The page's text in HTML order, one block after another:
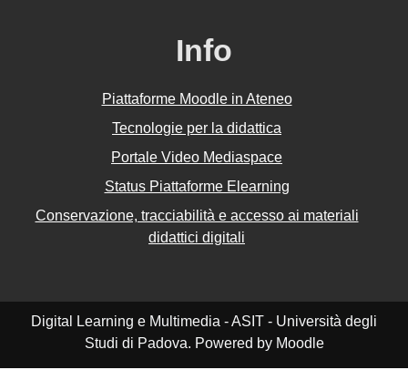
Info
Piattaforme Moodle in Ateneo
Tecnologie per la didattica
Portale Video Mediaspace
Status Piattaforme Elearning
Conservazione, tracciabilità e accesso ai materiali
didattici digitali
Digital Learning e Multimedia - ASIT - Università degli
Studi di Padova. Powered by Moodle